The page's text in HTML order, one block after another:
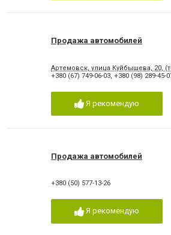
Продажа автомобилей
Артемовск, улица Куйбышева, 20,
+380 (67) 749-06-03, +380 (98) 289-45-
Я рекомендую
Продажа автомобилей
+380 (50) 577-13-26
Я рекомендую